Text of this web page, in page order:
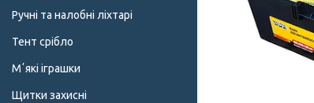
Ручні та налобні ліхтарі
Тент срібло
Мʼякі іграшки
Щитки захисні